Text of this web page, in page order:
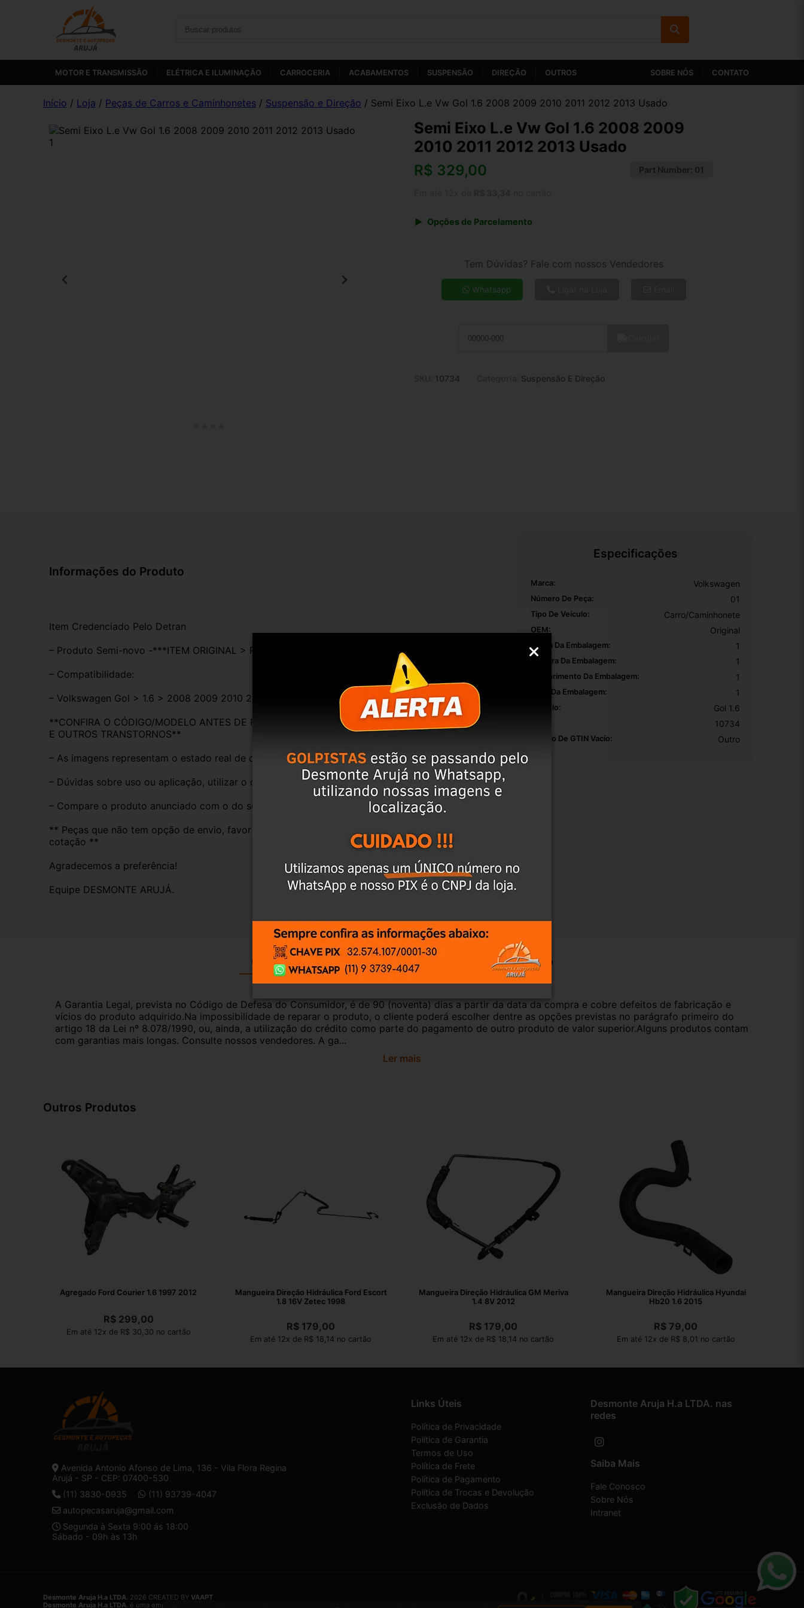
MOTOR E TRANSMISSÃO ELÉTRICA E ILUMINAÇÃO CARROCERIA ACABAMENTOS SUSPENSÃO DIREÇÃO OUTROS SOBRE NÓS CONTATO
Início / Loja / Peças de Carros e Caminhonetes / Suspensão e Direção / Semi Eixo L.e Vw Gol 1.6 2008 2009 2010 2011 2012 2013 Usado
Semi Eixo L.e Vw Gol 1.6 2008 2009
2010 2011 2012 2013 Usado
R$ 329,00 Part Number: 01
Opções de Parcelamento
7x de R$ 53,92
9x de R$ 43,02
Tem Dúvidas? Fale com nossos Vendedores
Whatsapp
10734 Suspensão E Direção
Informações do Produto
Item Credenciado Pelo Detran
– Produto Semi-novo -***ITEM ORIGINAL > PRONTO PARA USO***
– Compatibilidade:
– Volkswagen Gol > 1.6 > 2008 2009 2010 2011 2012 2013.
**CONFIRA O CÓDIGO/MODELO ANTES DE REALIZAR A COMPRA, ISSO EVITA DEVOLUÇÕES
E OUTROS TRANSTORNOS**
– As imagens representam o estado real de conservação da peça;
– Dúvidas sobre uso ou aplicação, utilizar o campo de perguntas;
– Compare o produto anunciado com o do seu veículo, para evitar trocas;
** Peças que não tem opção de envio, favor deixar o CEP na área de perguntas para realizar
cotação **
Agradecemos a preferência!
Equipe DESMONTE ARUJÁ.
Especificações
Marca: Volkswagen
Número De Peça: 01
Tipo De Veículo: Carro/Caminhonete
OEM: Original
Altura Da Embalagem: 1
Largura Da Embalagem: 1
Comprimento Da Embalagem: 1
Peso Da Embalagem: 1
Modelo: Gol 1.6
10734
Motivo De GTIN Vacío: Outro
Garantia Certificado de Procedência Troca e Devolução
A Garantia Legal, prevista no Código de Defesa do Consumidor, é de 90 (noventa) dias a partir da data da compra e cobre defeitos de fabricação e
vícios do produto adquirido.Na impossibilidade de reparar o produto, o cliente poderá escolher dentre as opções previstas no parágrafo primeiro do
artigo 18 da Lei nº 8.078/1990, ou, ainda, a utilização do crédito como parte do pagamento de outro produto de valor superior.Alguns produtos contam
com garantias mais longas. Consulte nossos vendedores. A ga...
Ler mais
Outros Produtos
Agregado Ford Courier 1.6 1997 2012
R$299,00
Em até 12x de R$ 30,30 no cartão
Mangueira Direção Hidráulica Ford Escort
1.8 16V Zetec 1998
R$ 179,00
Em até 12x de R$ 18,14 no cartão
Mangueira Direção Hidráulica GM Meriva
1.4 8V 2012
R$ 179,00
Em até 12x de R$ 18,14 no cartão
Mangueira Direção Hidráulica Hyundai
Hb20 1.6 2015
R$ 79,00
Em até 12x de R$ 8,01 no cartão
Avenida Antonio Afonso de Lima, 136 - Vila Flora Regina
Arujá - SP - CEP: 07400-530
(11) 3830-0935
(11) 93739-4047
autopecasaruja@gmail.com
Segunda à Sexta 9:00 ás 18:00
Sábado - 09h às 13h
Links Úteis
Política de Privacidade
Política de Garantia
Termos de Uso
Política de Frete
Política de Pagamento
Política de Trocas e Devolução
Exclusão de Dados
Desmonte Aruja H.a LTDA. nas
redes
Saiba Mais
Fale Conosco
Sobre Nós
Intranet
Desmonte Aruja H.a LTDA. 2026 CREATED BY VAAPT
Desmonte Aruja H.a LTDA. é uma empresa inscrita no CNPJ